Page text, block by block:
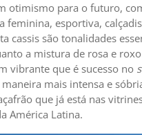
otimismo para o futuro,
feminina, esportiva,
cassis são tonalidades
a mistura de rosa e
vibrante que é sucesso no
mais intensa e
que já está nas
América Latina.